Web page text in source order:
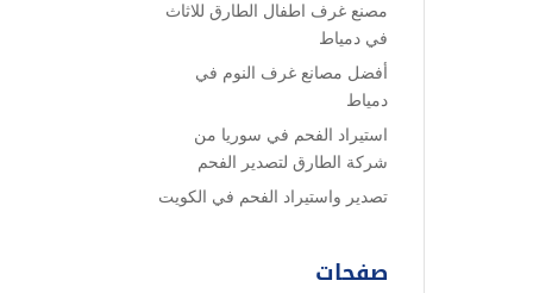
مصنع غرف اطفال الطارق للاثاث
في دمياط
أفضل مصانع غرف النوم في
دمياط
استيراد الفحم في سوريا من
شركة الطارق لتصدير الفحم
تصدير واستيراد الفحم في الكويت
صفحات